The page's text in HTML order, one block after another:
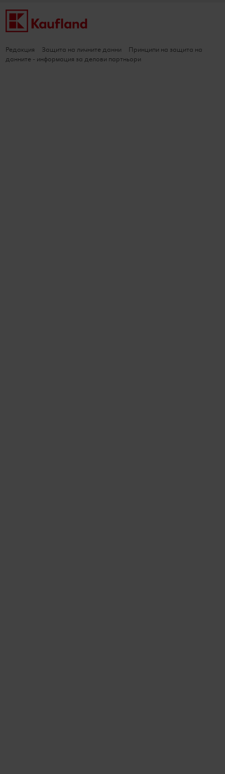
Редакция Защита на личните данни
Принципи на защита на
данните - информация за делови партньори